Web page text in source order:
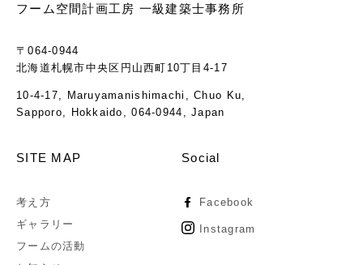
フーム空間計画工房 一級建築士事務所
〒064-0944
北海道札幌市中央区円山西町10丁目4-17
10-4-17, Maruyamanishimachi, Chuo Ku,
Sapporo, Hokkaido, 064-0944, Japan
SITE MAP
考え方
ギャラリー
フームの活動
Social
Facebook
Instagram